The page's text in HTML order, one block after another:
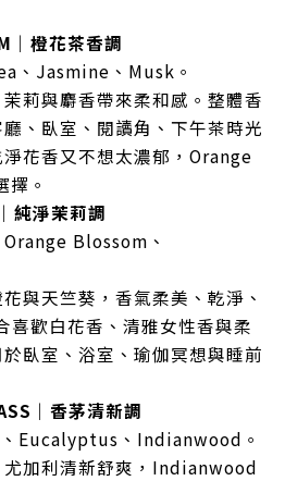
｜橙花茶香調
、Jasmine、Musk。
莉與麝香帶來柔和感。整體香
、臥室、閱讀角、下午茶時光
花香又不想太濃郁，Orange
。
純淨茉莉調
Blossom、
與天竺葵，香氣柔美、乾淨、
喜歡白花香、清雅女性香與柔
臥室、浴室、瑜伽冥想與睡前
｜香茅清新調
Eucalyptus、Indianwood。
加利清新舒爽，Indianwood